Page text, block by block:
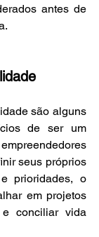
antes de
são alguns
de ser um
seus próprios
prioridades, o
em projetos
conciliar vida